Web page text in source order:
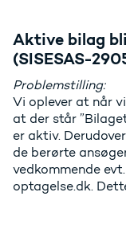
Aktive bilag
(SISESAS-
Problemstilling:
Vi oplever at når
at der står
er aktiv.
de berørte
vedkommende
optagelse.dk.